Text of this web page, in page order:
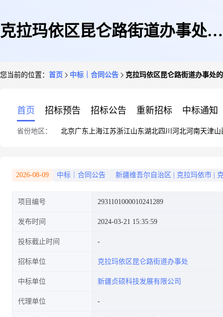
克拉玛依区昆仑路街道办事处的
您当前的位置： 首页 中标｜合同公告 克拉玛依区昆仑路街道办事处
首页 招标预告 招标公告 重新招标 中标通知
省份地区： 北京广东 上海江苏浙江山东湖北四川 河北河南天津山
2026-08-09 中标｜合同公告 新疆维吾尔自治区 克拉玛依市
项目编号 2931101000010241289
发布时间 2024-03-21 15:35:59
投标截止时间
招标单位 克拉玛依区昆仑路街道办事处
中标单位 新疆贞硕科技发展有限公司
代理单位